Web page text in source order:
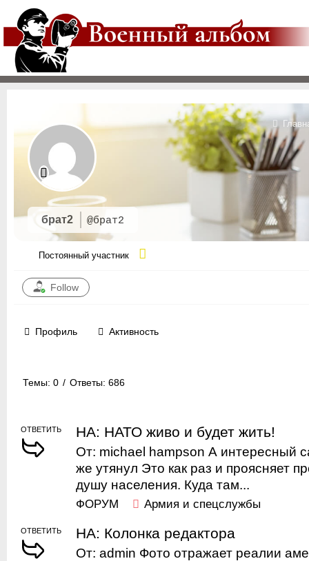
брат2 @брат2
Постоянный участник
Follow
Профиль Активность
Темы: 0 / Ответы: 686
ОТВЕТИТЬ НА: НАТО живо и будет жить!
От: michael hampson А интересный
же утянул Это как раз и проясняет
душу населения. Куда там...
ФОРУМ Армия и спецслужбы
ОТВЕТИТЬ НА: Колонка редактора
От: admin Фото отражает реалии